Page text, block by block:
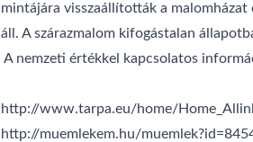
mintájára visszaállították a
áll. A szárazmalom kifogástalan
A nemzeti értékkel kapcsolatos
http://www.tarpa.eu/home/
http://muemlekem.hu/